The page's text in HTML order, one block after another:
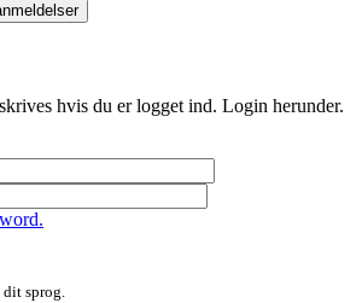
hvis du er logget ind. Login herunder.
sprog.